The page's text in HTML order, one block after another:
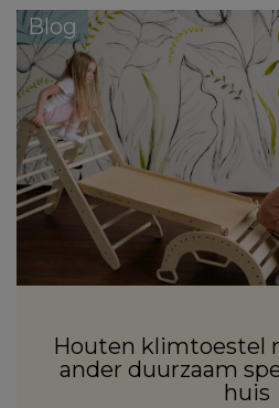
Blog
Houten klimtoestel
ander duurzaam
huis